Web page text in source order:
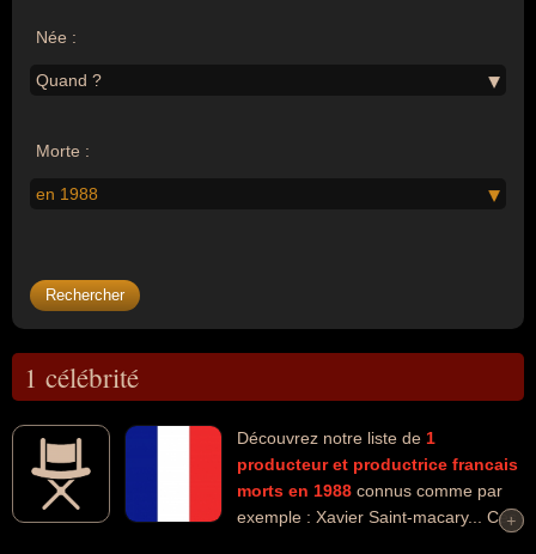
Née :
Quand ?
Morte :
en 1988
1 célébrité
Découvrez notre liste de 1
producteur et productrice francais
morts en 1988 connus comme par
exemple : Xavier Saint-macary... Ces
+
+